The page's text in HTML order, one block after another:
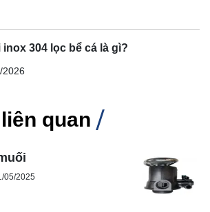
inox 304 lọc bể cá là gì?
2026
quan
05/2025